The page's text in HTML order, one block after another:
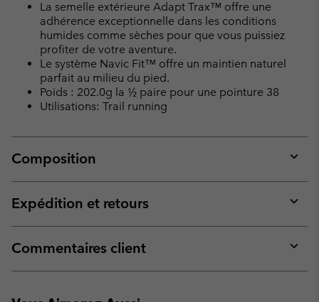
La semelle extérieure Adapt Trax™ offre une
adhérence exceptionnelle dans les conditions
humides comme sèches pour que vous puissiez
profiter de votre aventure.
Le système Navic Fit™ offre un maintien naturel
parfait au milieu du pied.
Poids : 202.0g la ½ paire pour une pointure 38
Utilisations: Trail running
Composition
or
Expédition et retours
or
Commentaires client
or